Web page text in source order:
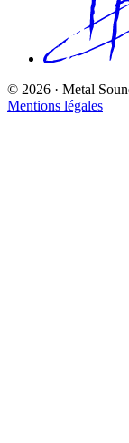
© 2026 · Metal
Mentions légales